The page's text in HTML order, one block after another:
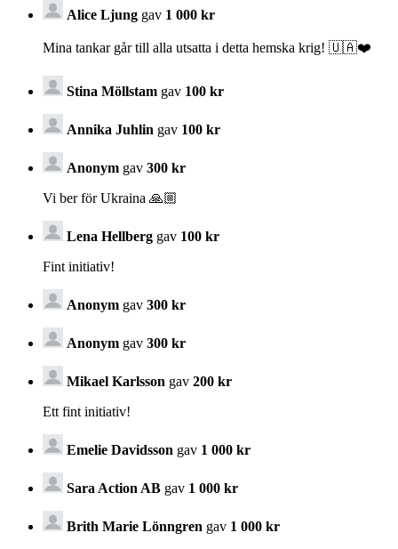
Alice Ljung gav 1 000 kr
Mina tankar går till alla utsatta i detta hemska krig! 🇺🇦❤️
Stina Möllstam gav 100 kr
Annika Juhlin gav 100 kr
Anonym gav 300 kr
Vi ber för Ukraina 🙏🏼
Lena Hellberg gav 100 kr
Fint initiativ!
Anonym gav 300 kr
Anonym gav 300 kr
Mikael Karlsson gav 200 kr
Ett fint initiativ!
Emelie Davidsson gav 1 000 kr
Sara Action AB gav 1 000 kr
Brith Marie Lönngren gav 1 000 kr